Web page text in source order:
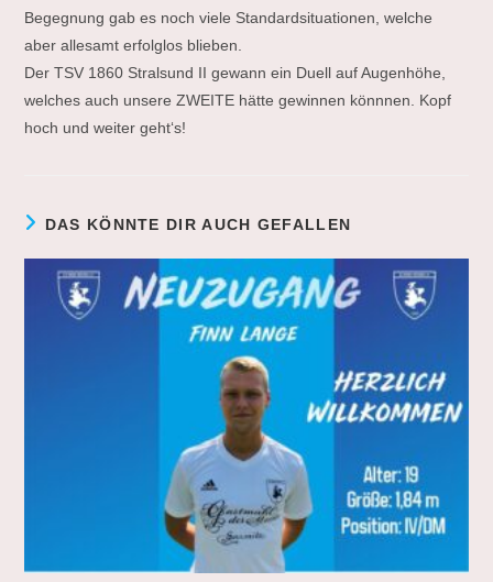
Begegnung gab es noch viele Standardsituationen, welche
aber allesamt erfolglos blieben.
Der TSV 1860 Stralsund II gewann ein Duell auf Augenhöhe,
welches auch unsere ZWEITE hätte gewinnen könnnen. Kopf
hoch und weiter geht‘s!
DAS KÖNNTE DIR AUCH GEFALLEN